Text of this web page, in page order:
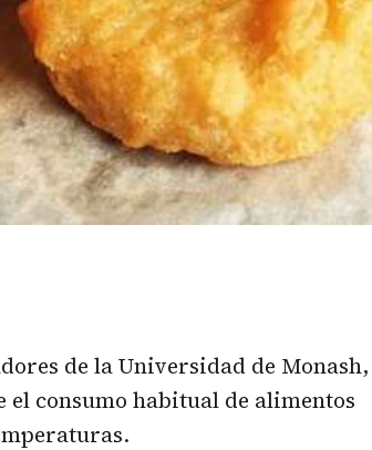
de la Universidad de Monash,
consumo habitual de alimentos